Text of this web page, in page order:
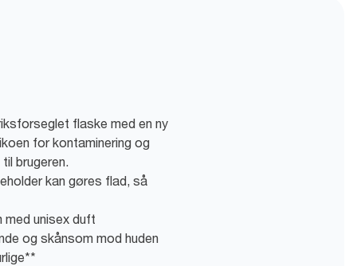
flaske med en ny
for kontaminering og
brugeren.
kan gøres flad, så
unisex duft
og skånsom mod huden